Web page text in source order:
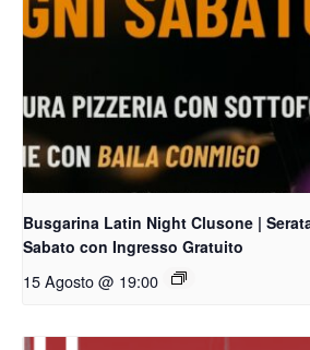
Busgarina Latin Night Clusone |
Sabato con Ingresso Gratuito
15 Agosto @ 19:00